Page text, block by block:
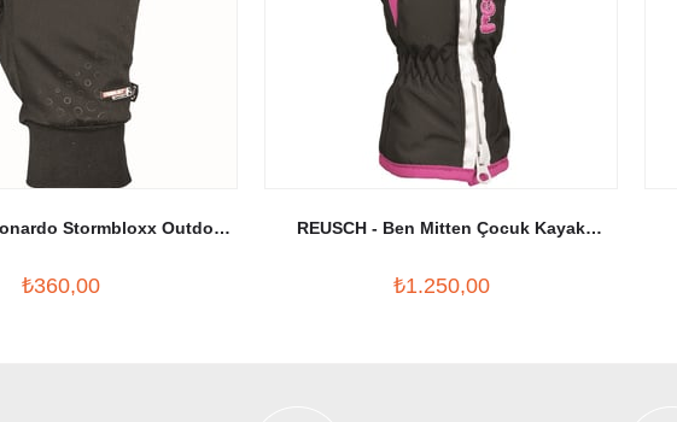
Stormbloxx Outdoor
₺360,00
REUSCH - Ben Mitten Çocuk Kayak
₺1.250,00